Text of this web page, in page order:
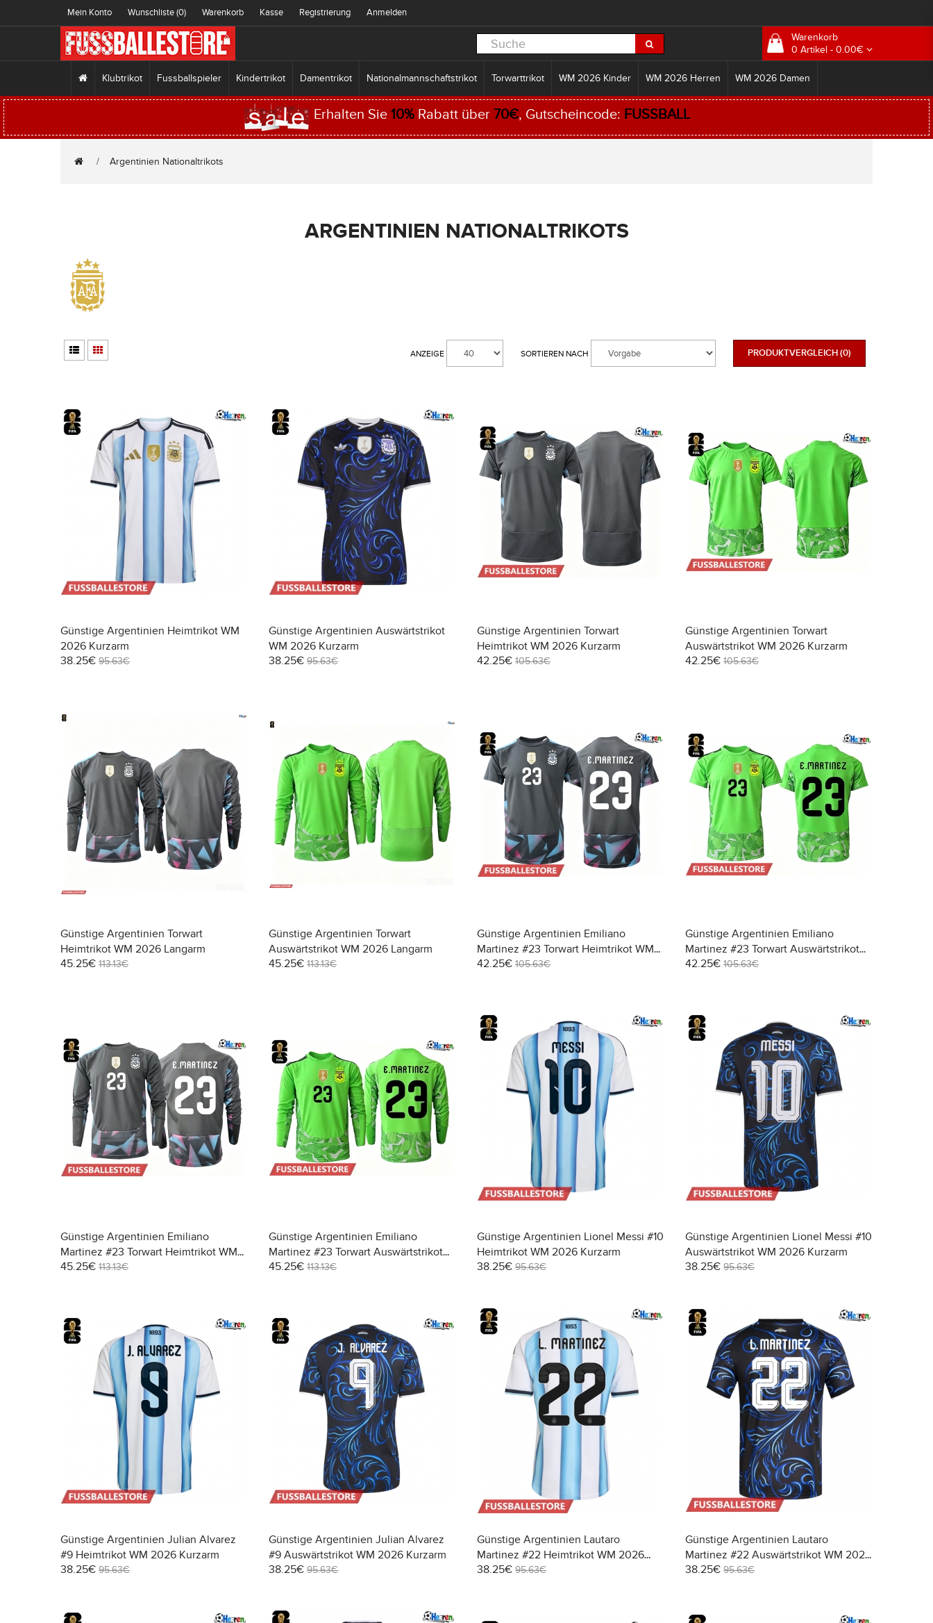
Mein Konto Wunschliste (0) Warenkorb Kasse Registrierung Anmelden
Warenkorb
0 Artikel - 0.00€
Klubtrikot Fussballspieler Kindertrikot Damentrikot Nationalmannschaftstrikot Torwarttrikot WM 2026 Kinder WM 2026 Herren WM 2026 Damen
Erhalten Sie 10%Rabatt über 70€, Gutscheincode: FUSSBALL
Argentinien Nationaltrikots
ARGENTINIEN NATIONALTRIKOTS
PRODUKTVERGLEICH (0)
SORTIEREN NACH
ANZEIGE
Günstige Argentinien Heimtrikot WM
2026 Kurzarm
38.25€ 95.63€
Günstige Argentinien Auswärtstrikot
WM 2026 Kurzarm
38.25€ 95.63€
Günstige Argentinien Torwart
Heimtrikot WM 2026 Kurzarm
42.25€ 105.63€
Günstige Argentinien Torwart
Auswärtstrikot WM 2026 Kurzarm
42.25€ 105.63€
Günstige Argentinien Torwart
Heimtrikot WM 2026 Langarm
45.25€ 113.13€
Günstige Argentinien Torwart
Auswärtstrikot WM 2026 Langarm
45.25€ 113.13€
Günstige Argentinien Emiliano
Martinez #23 Torwart Heimtrikot WM
2026 Kurzarm
42.25€ 105.63€
Günstige Argentinien Emiliano
Martinez #23 Torwart Auswärtstrikot
WM 2026 Kurzarm
42.25€ 105.63€
Günstige Argentinien Emiliano
Martinez #23 Torwart Heimtrikot WM
2026 Langarm
45.25€ 113.13€
Günstige Argentinien Emiliano
Martinez #23 Torwart Auswärtstrikot
WM 2026 Langarm
45.25€ 113.13€
Günstige Argentinien Lionel Messi #10
Heimtrikot WM 2026 Kurzarm
38.25€ 95.63€
Günstige Argentinien Lionel Messi #10
Auswärtstrikot WM 2026 Kurzarm
38.25€ 95.63€
Günstige Argentinien Julian Alvarez
#9 Heimtrikot WM 2026 Kurzarm
38.25€ 95.63€
Günstige Argentinien Julian Alvarez
#9 Auswärtstrikot WM 2026 Kurzarm
38.25€ 95.63€
Günstige Argentinien Lautaro
Martinez #22 Heimtrikot WM 2026
Kurzarm
38.25€ 95.63€
Günstige Argentinien Lautaro
Martinez #22 Auswärtstrikot WM 2026
Kurzarm
38.25€ 95.63€